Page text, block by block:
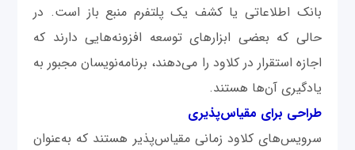
بانک ‌اطلاعاتی یا کشف یک پلتفرم منبع باز است. در
حالی‌ که بعضی ابزارهای توسعه افزونه‌هایی دارند که
اجازه استقرار در کلاود را می‌دهند، برنامه‌نویسان مجبور به
‌یادگیری آن‌ها هستند.
طراحی برای مقیاس‌پذیری
سرویس‌های کلاود زمانی مقیاس‌پذیر هستند که به‌عنوان